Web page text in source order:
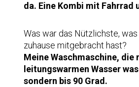
da. Eine Kombi mit Fahrrad
Was war das Nützlichste, was
zuhause mitgebracht hast?
Meine Waschmaschine, die
leitungswarmen Wasser
sondern bis 90 Grad.